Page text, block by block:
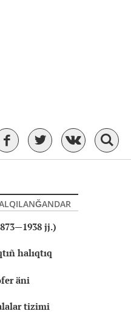
jj.)
halıqtıq
äni
tizimi